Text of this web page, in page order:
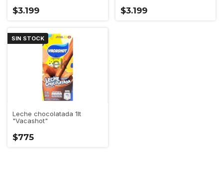
$3.199 $3.199
SIN STOCK
Leche chocolatada 1lt
"Vacashot"
$775